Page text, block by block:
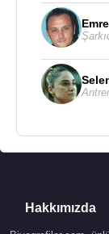
ilanıyla
kazandı.
Kazancı,
Siyasi
sporlarını
jimnastik
Jimnastik
Hakkımızda